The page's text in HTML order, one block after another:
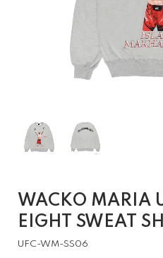
WACKO MARIA
EIGHT SWEAT
UFC-WM-SS06